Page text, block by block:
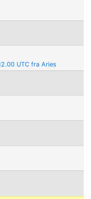
UTC fra Aries